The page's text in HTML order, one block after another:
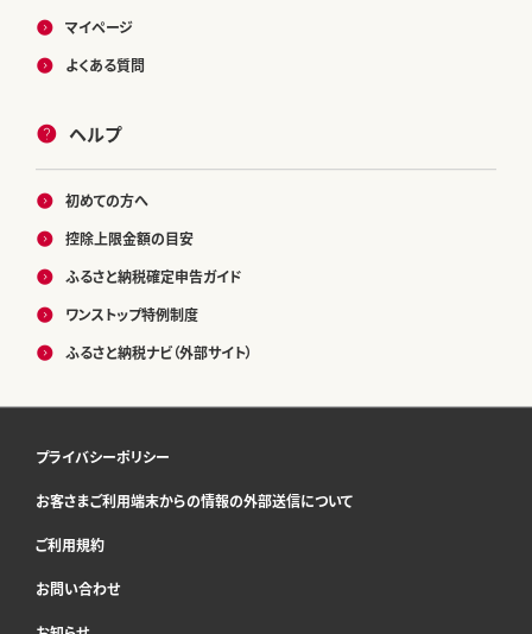
マイページ
よくある質問
ヘルプ
初めての方へ
控除上限金額の目安
ふるさと納税確定申告ガイド
ワンストップ特例制度
ふるさと納税ナビ（外部サイト）
プライバシーポリシー
お客さまご利用端末からの情報の外部送信について
ご利用規約
お問い合わせ